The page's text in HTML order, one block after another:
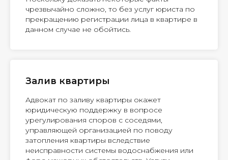
чрезвычайно сложно, то без услуг юриста по
прекращению регистрации лица в квартире в
данном случае не обойтись.
Залив квартиры
Адвокат по заливу квартиры окажет
юридическую поддержку в вопросе
урегулирования споров с соседями,
управляющей организацией по поводу
затопления квартиры вследствие
неисправности системы водоснабжения или